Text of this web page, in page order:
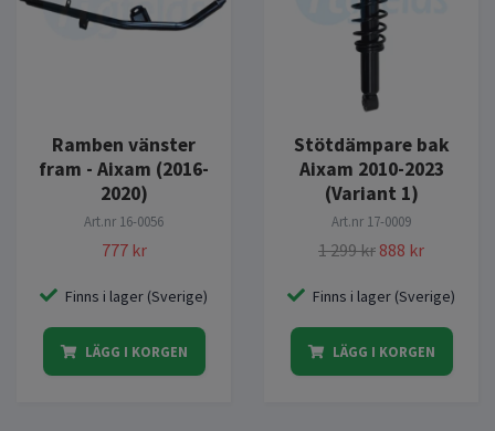
Ramben vänster
fram - Aixam (2016-
2020)
Art.nr 16-0056
777 kr
Finns i lager (Sverige)
LÄGG I KORGEN
Stötdämpare bak
Aixam 2010-2023
(Variant 1)
Art.nr 17-0009
1 299 kr 888 kr
Finns i lager (Sverige)
LÄGG I KORGEN